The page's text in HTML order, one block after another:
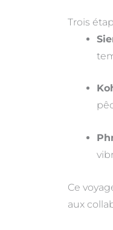
Trois
Ce
aux